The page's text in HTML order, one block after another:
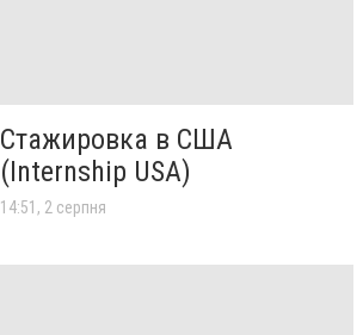
Стажировка в США
(Internship USA)
14:51, 2 серпня